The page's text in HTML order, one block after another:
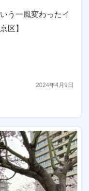
う一風変わったイ
区】
2024年4月9日